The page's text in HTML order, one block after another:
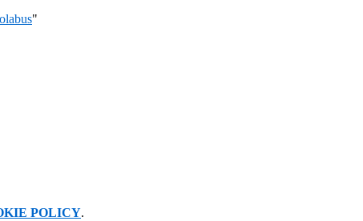
"
POLICY.